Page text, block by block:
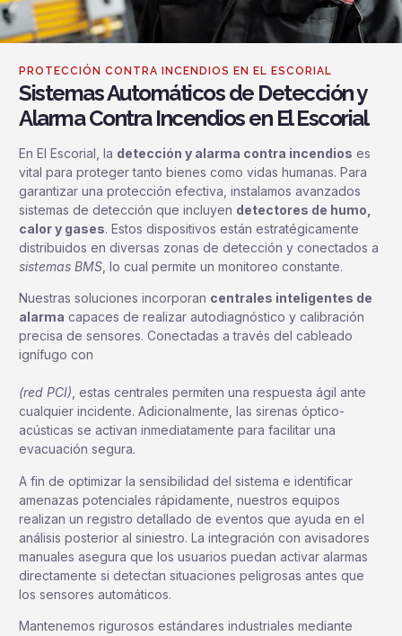
PROTECCIÓN CONTRA INCENDIOS EN EL ESCORIAL
Sistemas Automáticos de Detección y
Alarma Contra Incendios en El Escorial
En El Escorial, la detección y alarma contra incendios es
vital para proteger tanto bienes como vidas humanas. Para
garantizar una protección efectiva, instalamos avanzados
sistemas de detección que incluyen detectores de humo,
calor y gases. Estos dispositivos están estratégicamente
distribuidos en diversas zonas de detección y conectados a
sistemas BMS , lo cual permite un monitoreo constante.
Nuestras soluciones incorporan centrales inteligentes de
alarma capaces de realizar autodiagnóstico y calibración
precisa de sensores. Conectadas a través del cableado
ignífugo con
(red PCI), estas centrales permiten una respuesta ágil ante
cualquier incidente. Adicionalmente, las sirenas óptico-
acústicas se activan inmediatamente para facilitar una
evacuación segura.
A fin de optimizar la sensibilidad del sistema e identificar
amenazas potenciales rápidamente, nuestros equipos
realizan un registro detallado de eventos que ayuda en el
análisis posterior al siniestro. La integración con avisadores
manuales asegura que los usuarios puedan activar alarmas
directamente si detectan situaciones peligrosas antes que
los sensores automáticos.
Mantenemos rigurosos estándares industriales mediante